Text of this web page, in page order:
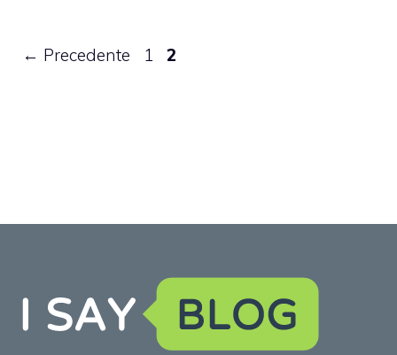
← Precedente Pagina
1 Pagina
2